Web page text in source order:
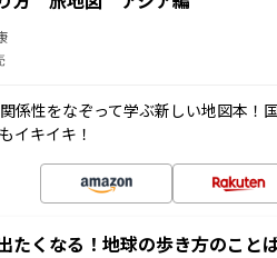
係性をなぞって学ぶ新しい地図本！
イキイキ！
たくなる！地球の歩き方のこと